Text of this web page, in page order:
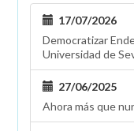
17/07/2026
Democratizar
Universidad de
27/06/2025
Ahora más que